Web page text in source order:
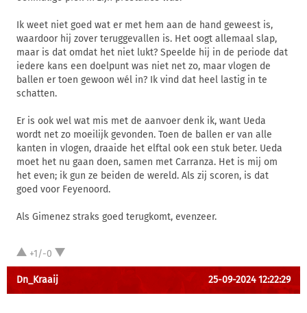
Ik weet niet goed wat er met hem aan de hand geweest is,
waardoor hij zover teruggevallen is. Het oogt allemaal slap,
maar is dat omdat het niet lukt? Speelde hij in de periode dat
iedere kans een doelpunt was niet net zo, maar vlogen de
ballen er toen gewoon wél in? Ik vind dat heel lastig in te
schatten.
Er is ook wel wat mis met de aanvoer denk ik, want Ueda
wordt net zo moeilijk gevonden. Toen de ballen er van alle
kanten in vlogen, draaide het elftal ook een stuk beter. Ueda
moet het nu gaan doen, samen met Carranza. Het is mij om
het even; ik gun ze beiden de wereld. Als zij scoren, is dat
goed voor Feyenoord.
Als Gimenez straks goed terugkomt, evenzeer.
+1/-0
Dn_Kraaij 25-09-2024 12:22:29